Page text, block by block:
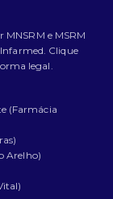
e MSRM
Clique
legal.
(Farmácia
Arelho)